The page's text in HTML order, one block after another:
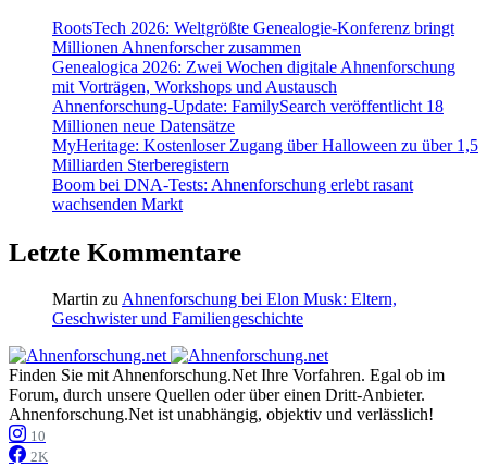
RootsTech 2026: Weltgrößte Genealogie-Konferenz bringt
Millionen Ahnenforscher zusammen
Genealogica 2026: Zwei Wochen digitale Ahnenforschung
mit Vorträgen, Workshops und Austausch
Ahnenforschung-Update: FamilySearch veröffentlicht 18
Millionen neue Datensätze
MyHeritage: Kostenloser Zugang über Halloween zu über 1,5
Milliarden Sterberegistern
Boom bei DNA-Tests: Ahnenforschung erlebt rasant
wachsenden Markt
Letzte Kommentare
Martin zuAhnenforschung bei Elon Musk: Eltern,
Geschwister und Familiengeschichte
Finden Sie mit Ahnenforschung.Net Ihre Vorfahren. Egal ob im
Forum, durch unsere Quellen oder über einen Dritt-Anbieter.
Ahnenforschung.Net ist unabhängig, objektiv und verlässlich!
10
2K